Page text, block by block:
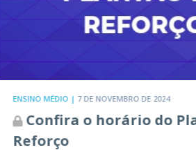
DE 2024
do Plantão de